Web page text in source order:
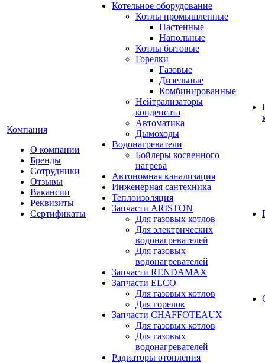
Компания
О компании
Бренды
Сотрудники
Отзывы
Вакансии
Реквизиты
Сертификаты
Котельное оборудование
Котлы промышленные
Настенные
Напольные
Котлы бытовые
Горелки
Газовые
Дизельные
Комбинированные
Нейтрализаторы
конденсата
Автоматика
Дымоходы
Водонагреватели
Бойлеры косвенного
нагрева
Автономная канализация
Инженерная сантехника
Теплоизоляция
Запчасти ARISTON
Для газовых котлов
Для электрических
водонагревателей
Для газовых
водонагревателей
Запчасти RENDAMAX
Запчасти ELCO
Для газовых котлов
Для горелок
Запчасти CHAFFOTEAUX
Для газовых котлов
Для газовых
водонагревателей
Радиаторы отопления